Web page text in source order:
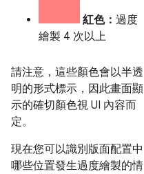
紅色： 過度
繪製 4 次以上
請注意，這些顏色會以半透
明的形式標示，因此畫面顯
示的確切顏色視 UI 內容而
定。
現在您可以識別版面配置中
哪些位置發生過度繪製的情